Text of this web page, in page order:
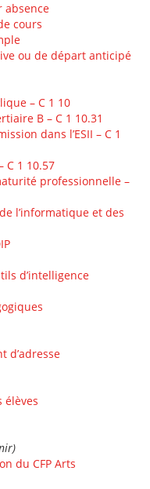
absence
cours
ou de départ anticipé
– C 1 10
B – C 1 10.31
dans l’ESII – C 1
C 1 10.57
professionnelle –
l’informatique et des
d’intelligence
d’adresse
élèves
du CFP Arts